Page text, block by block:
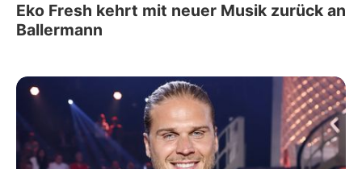
Eko Fresh kehrt mit neuer Musik zurück an
Ballermann